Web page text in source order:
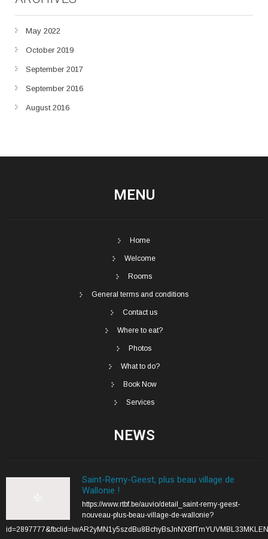
May 2022
October 2019
September 2017
September 2016
August 2016
MENU
Home
Welcome
Rooms
General terms and conditions
Contact us
Where to eat?
Photos
What to do?
Book Now
Services
NEWS
Saint-Remy-Geest, plus beau village de
Wallonie !
https://www.rtbf.be/auvio/detail_saint-remy-geest-
nouveau-plus-beau-village-de-wallonie?